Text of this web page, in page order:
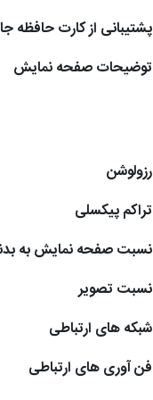
پشتیبانی از کارت حافظه
توضیحات صفحه نمایش
رزولوشن
تراکم پیکسلی
نسبت صفحه نمایش به
نسبت تصویر
شبکه های ارتباطی
فن آوری های ارتباطی